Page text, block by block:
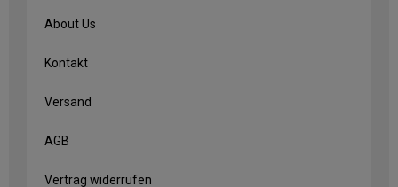
About Us
Kontakt
Versand
AGB
Vertrag widerrufen